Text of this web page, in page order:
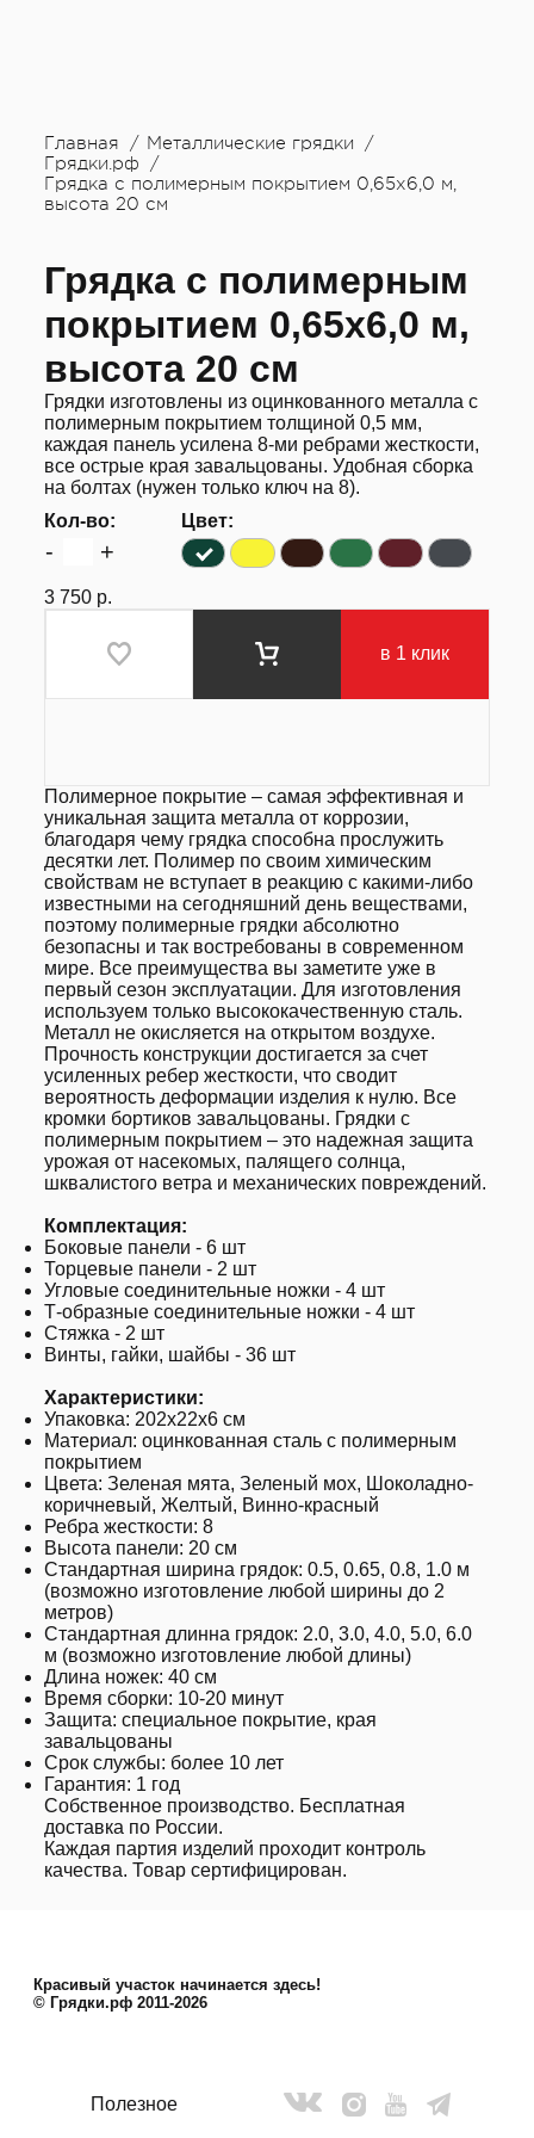
Главная
Металлические грядки
Грядки.рф
Грядка с полимерным покрытием 0,65х6,0 м,
высота 20 см
Грядка с полимерным
покрытием 0,65х6,0 м,
высота 20 см
Грядки изготовлены из оцинкованного металла с
полимерным покрытием толщиной 0,5 мм,
каждая панель усилена 8-ми ребрами жесткости,
все острые края завальцованы. Удобная сборка
на болтах (нужен только ключ на 8).
Кол-во:
- +
Цвет:
3 750 р.
в 1 клик
Полимерное покрытие – самая эффективная и
уникальная защита металла от коррозии,
благодаря чему грядка способна прослужить
десятки лет. Полимер по своим химическим
свойствам не вступает в реакцию с какими-либо
известными на сегодняшний день веществами,
поэтому полимерные грядки абсолютно
безопасны и так востребованы в современном
мире. Все преимущества вы заметите уже в
первый сезон эксплуатации. Для изготовления
используем только высококачественную сталь.
Металл не окисляется на открытом воздухе.
Прочность конструкции достигается за счет
усиленных ребер жесткости, что сводит
вероятность деформации изделия к нулю. Все
кромки бортиков завальцованы. Грядки с
полимерным покрытием – это надежная защита
урожая от насекомых, палящего солнца,
шквалистого ветра и механических повреждений.
Комплектация:
Боковые панели - 6 шт
Торцевые панели - 2 шт
Угловые соединительные ножки - 4 шт
Т-образные соединительные ножки - 4 шт
Стяжка - 2 шт
Винты, гайки, шайбы - 36 шт
Характеристики:
Упаковка: 202х22х6 см
Материал: оцинкованная сталь с полимерным
покрытием
Цвета: Зеленая мята, Зеленый мох, Шоколадно-
коричневый, Желтый, Винно-красный
Ребра жесткости: 8
Высота панели: 20 см
Стандартная ширина грядок: 0.5, 0.65, 0.8, 1.0 м
(возможно изготовление любой ширины до 2
метров)
Стандартная длинна грядок: 2.0, 3.0, 4.0, 5.0, 6.0
м (возможно изготовление любой длины)
Длина ножек: 40 см
Время сборки: 10-20 минут
Защита: специальное покрытие, края
завальцованы
Срок службы: более 10 лет
Гарантия: 1 год
Собственное производство. Бесплатная
доставка по России.
Каждая партия изделий проходит контроль
качества. Товар сертифицирован.
Красивый участок начинается здесь!
© Грядки.рф 2011-2026
Полезное